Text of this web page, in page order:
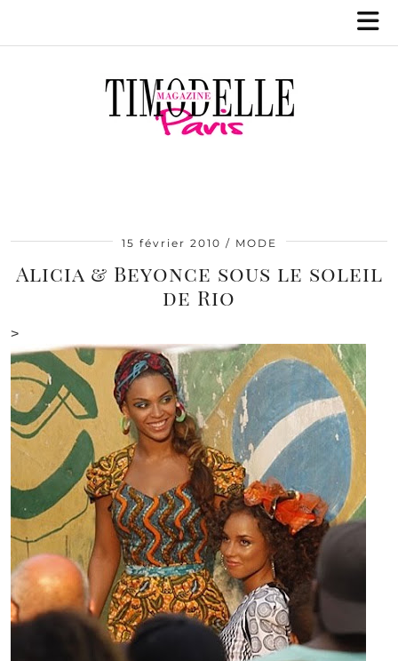
15 février 2010 MODE
Alicia & Beyonce sous le soleil
de Rio
>